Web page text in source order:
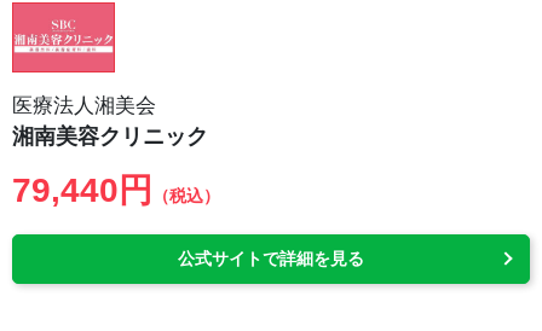
医療法人湘美会
湘南美容クリニック
79,440円 （税込）
公式サイトで詳細を見る